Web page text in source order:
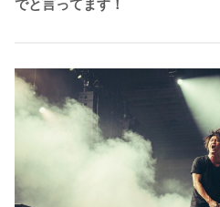
でと言ってます！